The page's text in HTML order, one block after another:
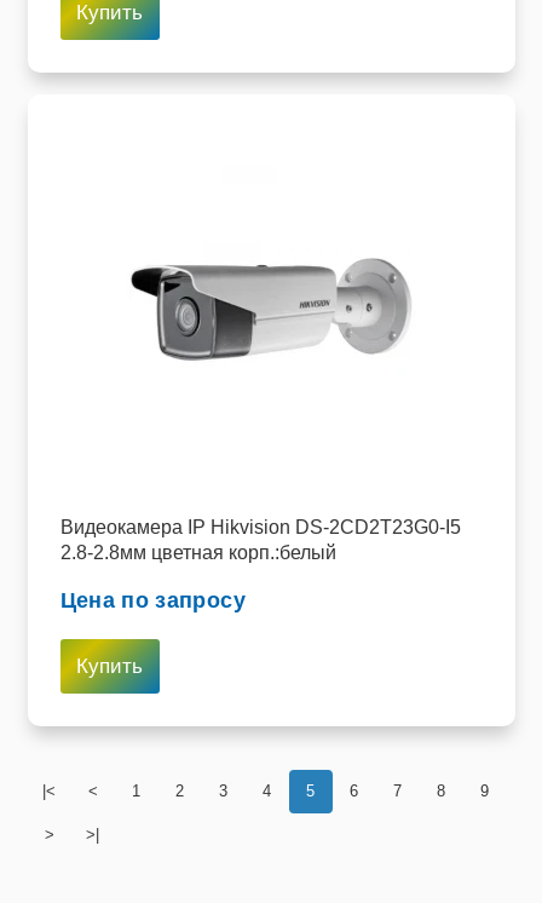
Купить
Видеокамера IP Hikvision DS-2CD2T23G0-I5
2.8-2.8мм цветная корп.:белый
Цена по запросу
Купить
|< < 1 2 3 4 5 6 7 8 9
> >|